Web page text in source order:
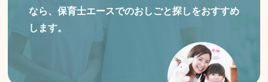
なら、保育士エースでのおしごと探しをおすすめ
します。